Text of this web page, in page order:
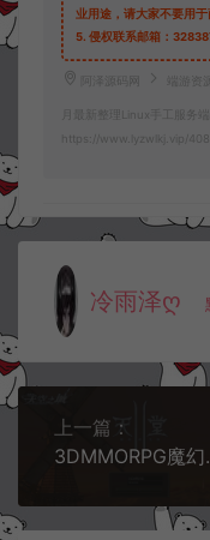
业用途，请大家不要用于
5. 侵权联系邮箱：
阿泽源码网 端游资源
月最新整理Linux手工服务
https://www.lyzwlkj.vip/
冷雨泽ღ
上一篇：
3DMMORPG魔幻端